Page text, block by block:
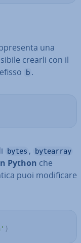
una
crearli con il
b .
bytes , bytearray
Python che
puoi mo­di­fi­ca­re
)